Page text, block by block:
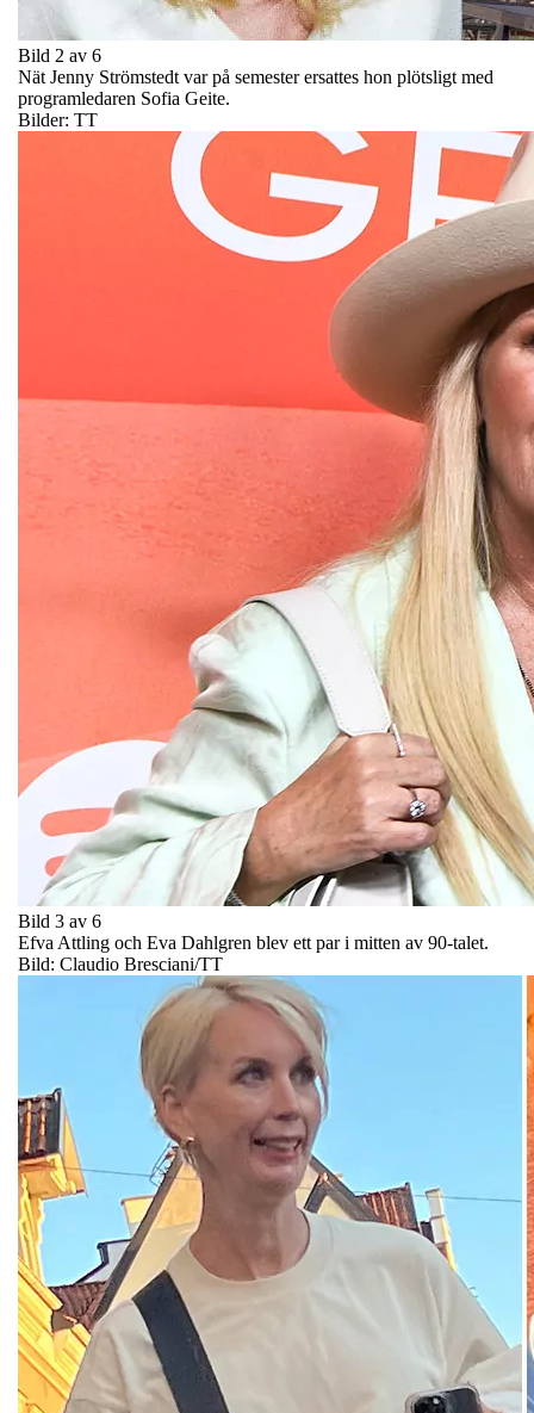
Bild 2 av 6
Nät Jenny Strömstedt var på semester ersattes hon plötsligt med
programledaren Sofia Geite.
Bilder: TT
Bild 3 av 6
Efva Attling och Eva Dahlgren blev ett par i mitten av 90-talet.
Bild: Claudio Bresciani/TT